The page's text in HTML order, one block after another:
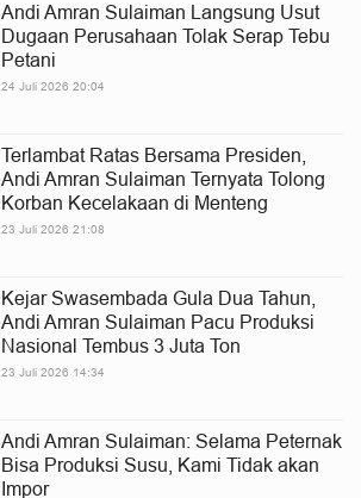
Andi Amran Sulaiman Langsung Usut
Dugaan Perusahaan Tolak Serap Tebu
Petani
24 Juli 2026 20:04
Terlambat Ratas Bersama Presiden,
Andi Amran Sulaiman Ternyata Tolong
Korban Kecelakaan di Menteng
23 Juli 2026 21:08
Kejar Swasembada Gula Dua Tahun,
Andi Amran Sulaiman Pacu Produksi
Nasional Tembus 3 Juta Ton
23 Juli 2026 14:34
Andi Amran Sulaiman: Selama Peternak
Bisa Produksi Susu, Kami Tidak akan
Impor